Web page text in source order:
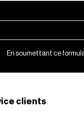
En soumettant ce
clients